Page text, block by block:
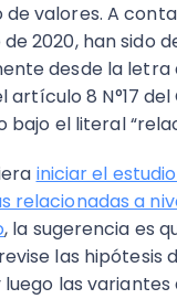
valores. A
2020, han sido
desde la letra
artículo 8 N°17 del
bajo el literal
iniciar el
relacionadas a
, la sugerencia es
las hipótesis
las variantes